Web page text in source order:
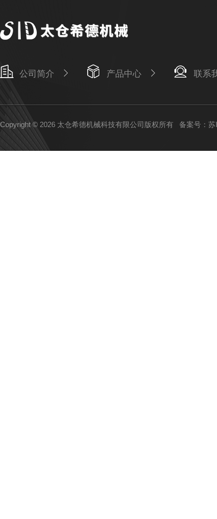
公司简介 产品中心 联系
Copyright © 2026 太仓希德机械科技有限公司版权所有 备案号：